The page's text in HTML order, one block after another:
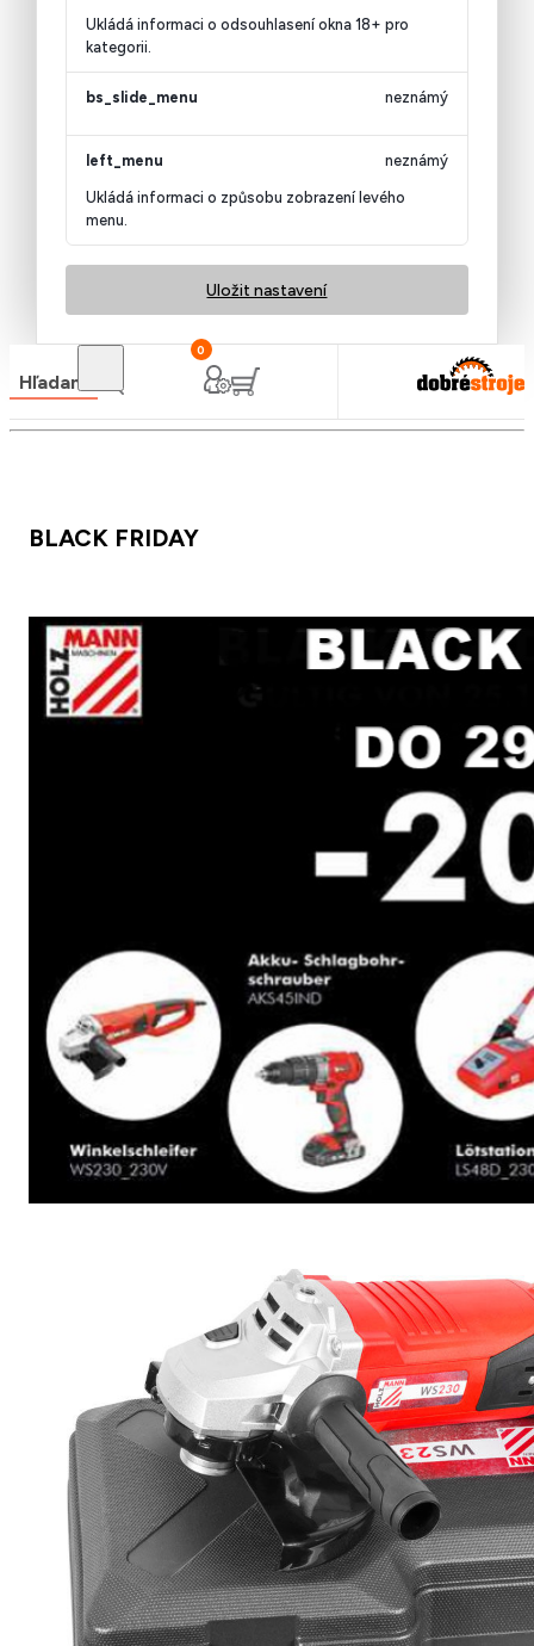
Ukládá informaci o odsouhlasení okna 18+ pro
kategorii.
bs_slide_menu neznámý
left_menu
Ukládá informaci o způsobu zobrazení levého
menu.
neznámý
Uložit nastavení
Hľadanie
0
BLACK FRIDAY